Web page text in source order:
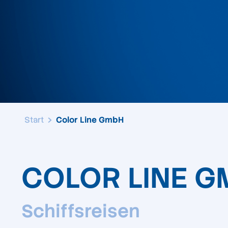
Start Color Line GmbH
COLOR LINE
Schiffsreisen